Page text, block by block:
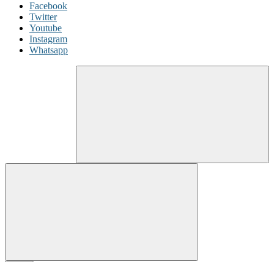
Facebook
Twitter
Youtube
Instagram
Whatsapp